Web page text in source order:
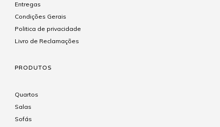
Entregas
Condições Gerais
Politica de privacidade
Livro de Reclamações
PRODUTOS
Quartos
Salas
Sofás